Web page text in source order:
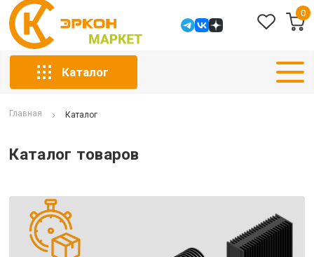
0
Каталог
Главная Каталог
Каталог товаров